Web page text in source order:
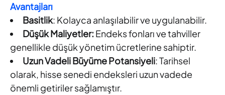
Avantajları
Basitlik: Kolayca anlaşılabilir ve uygulanabilir.
Düşük Maliyetler: Endeks fonları ve tahviller
genellikle düşük yönetim ücretlerine sahiptir.
Uzun Vadeli Büyüme Potansiyeli: Tarihsel
olarak, hisse senedi endeksleri uzun vadede
önemli getiriler sağlamıştır.